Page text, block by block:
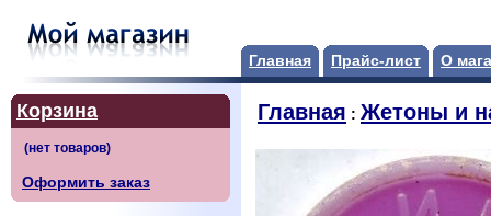
Главная Прайс-лист О
Корзина
Оформить заказ
Главная : Жетоны и